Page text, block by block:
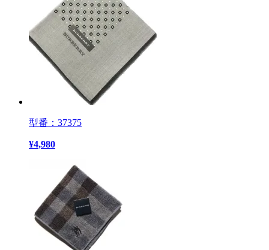
型番：37375
¥4,980